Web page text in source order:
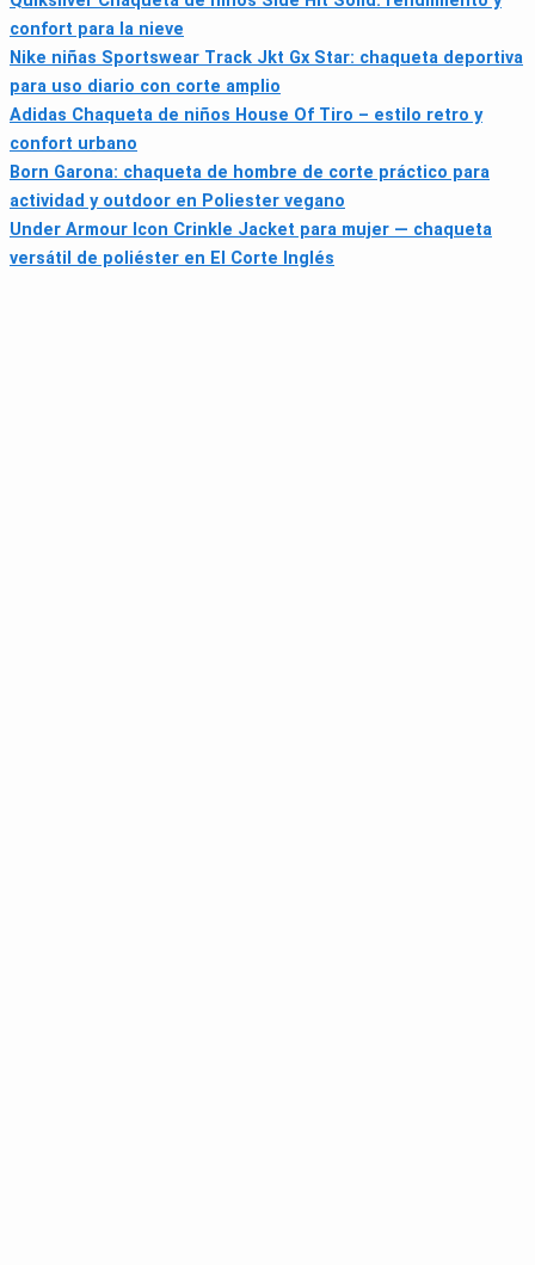
confort para la nieve
Nike niñas Sportswear Track Jkt Gx Star: chaqueta deportiva
para uso diario con corte amplio
Adidas Chaqueta de niños House Of Tiro – estilo retro y
confort urbano
Born Garona: chaqueta de hombre de corte práctico para
actividad y outdoor en Poliester vegano
Under Armour Icon Crinkle Jacket para mujer — chaqueta
versátil de poliéster en El Corte Inglés